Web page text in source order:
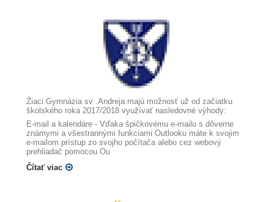
Žiaci Gymnázia sv .Andreja majú možnosť už od začiatku
školského roka 2017/2018 využívať nasledovné výhody:
E-mail a kalendáre - Vďaka špičkovému e-mailu s dôverne
známymi a všestrannými funkciami Outlooku máte k svojim
e-mailom prístup zo svojho počítača alebo cez webový
prehliadač pomocou Ou
Čítať viac